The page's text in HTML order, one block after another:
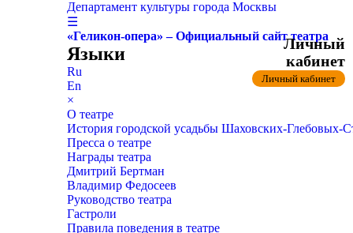
Департамент культуры города Москвы
☰
«Геликон-опера» – Официальный сайт театра
Языки
Ru
En
×
О театре
История городской усадьбы Шаховских-
Пресса о театре
Награды театра
Дмитрий Бертман
Владимир Федосеев
Руководство театра
Гастроли
Правила поведения в театре
Личный
кабинет
Личный кабинет